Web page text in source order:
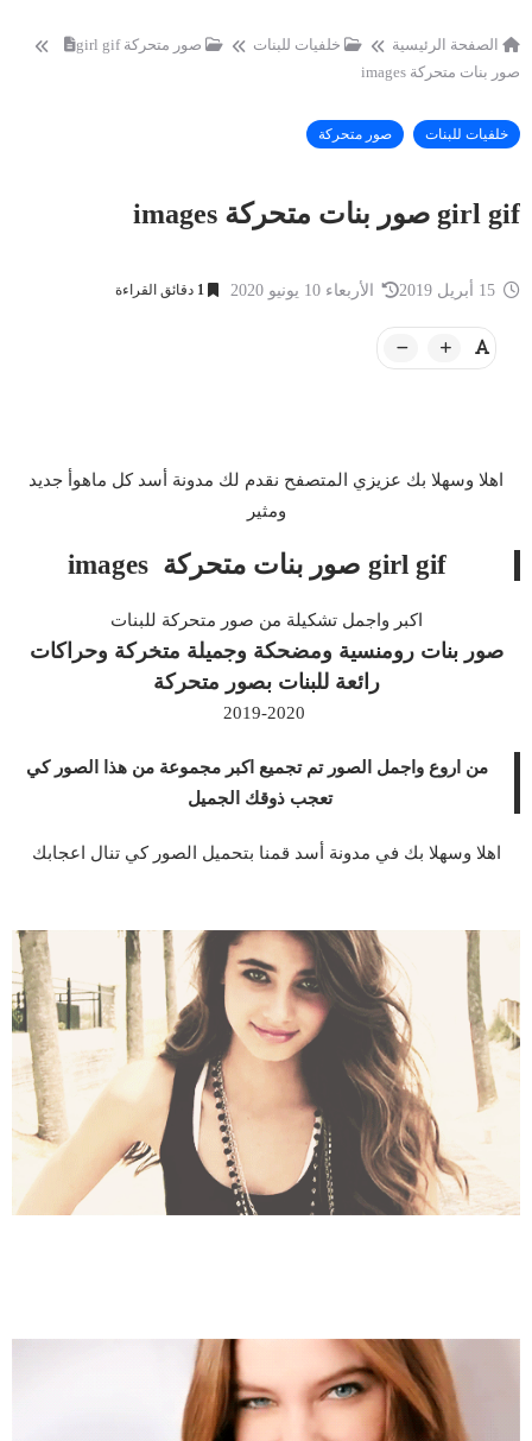
الصفحة الرئيسية خلفيات للبنات صور متحركة girl gif
صور بنات متحركة images
خلفيات للبنات صور متحركة
girl gif صور بنات متحركة images
الأربعاء 10 يونيو 2020 1 دقائق القراءة
اهلا وسهلا بك عزيزي المتصفح نقدم لك مدونة أسد كل ماهوأ جديد
ومثير
girl gif صور بنات متحركة images
اكبر واجمل تشكيلة من صور متحركة للبنات
صور بنات رومنسية ومضحكة وجميلة متخركة وحراكات
رائعة للبنات بصور متحركة
من اروع واجمل الصور تم تجميع اكبر مجموعة من هذا الصور كي
تعجب ذوقك الجميل
اهلا وسهلا بك في مدونة أسد قمنا بتحميل الصور كي تنال اعجابك